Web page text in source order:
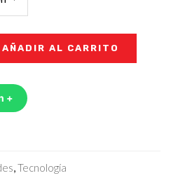
AÑADIR AL CARRITO
+
,Tecnología